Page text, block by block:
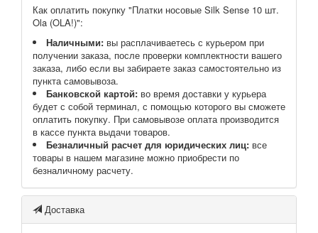
Как оплатить покупку "Платки носовые Silk Sense 10 шт.
Ola (OLA!)":
Наличными: вы расплачиваетесь с курьером при
получении заказа, после проверки комплектности вашего
заказа, либо если вы забираете заказ самостоятельно из
пункта самовывоза.
Банковской картой: во время доставки у курьера
будет с собой терминал, с помощью которого вы сможете
оплатить покупку. При самовывозе оплата производится
в кассе пункта выдачи товаров.
Безналичный расчет для юридических лиц: все
товары в нашем магазине можно приобрести по
безналичному расчету.
Доставка